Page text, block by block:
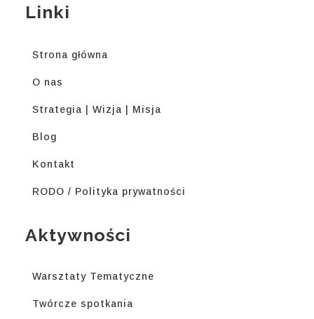
Linki
Strona główna
O nas
Strategia | Wizja | Misja
Blog
Kontakt
RODO / Polityka prywatności
Aktywności
Warsztaty Tematyczne
Twórcze spotkania